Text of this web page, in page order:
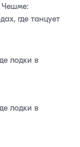
Чешме:
где танцует
лодки в
лодки в